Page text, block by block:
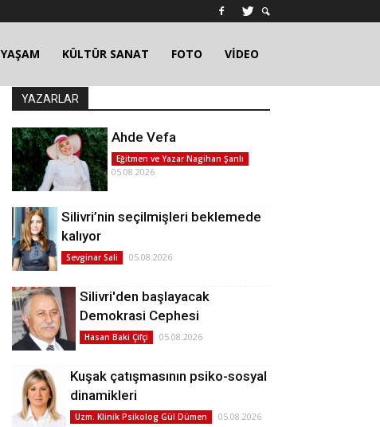
YAŞAM KÜLTÜR SANAT FOTO VİDEO
YAZARLAR
Ahde Vefa
Eğitmen ve Yazar Nagihan Şanlı
05.08.2026
Silivri’nin seçilmişleri beklemede
kalıyor
Sevginar Sali 05.08.2026
Silivri'den başlayacak
Demokrasi Cephesi
Hasan Baki Çifçi 05.08.2026
Kuşak çatışmasının psiko-sosyal
dinamikleri
Uzm. Klinik Psikolog Gül Dümen 05.08.2026